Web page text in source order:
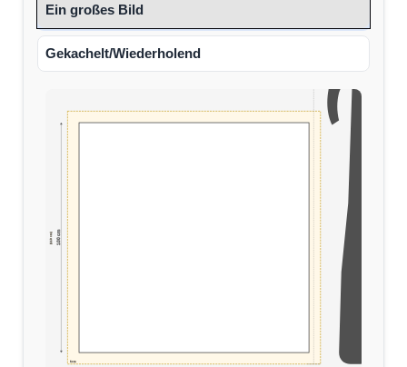
Ein großes Bild
Gekachelt/Wiederholend
100 cm
(110 cm)
5cm